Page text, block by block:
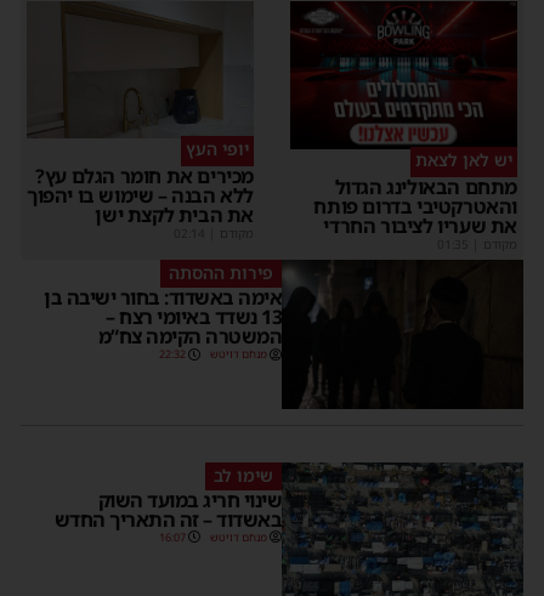
יש לאן לצאת
מתחם הבאולינג הגדול
והאטרקטיבי בדרום פותח
את שעריו לציבור החרדי
מקודם
יופי העץ
מכירים את חומר הגלם עץ?
ללא הבנה – שימוש בו יהפוך
את הבית לקצת ישן
מקודם
פירות ההסתה
אימה באשדוד: בחור ישיבה בן
13 נשדד באיומי רצח –
המשטרה הקימה צח”מ
מנחם דויטש 22:32
שימו לב
שינוי חריג במועד השוק
באשדוד – זה התאריך החדש
מנחם דויטש 16:07